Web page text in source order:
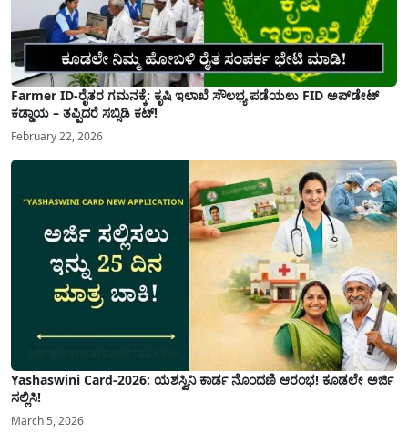
Farmer ID-ರೈತರ ಗಮನಕ್ಕೆ: ಕೃಷಿ ಇಲಾಖೆ ಸೌಲಭ್ಯ ಪಡೆಯಲು FID ಅಪ್‌ಡೇಟ್
ಕಡ್ಡಾಯ – ತಪ್ಪಿದರೆ ಸಬ್ಸಿಡಿ ಕಟ್!
February 22, 2026
Yashaswini Card-2026: ಯಶಸ್ವಿನಿ ಕಾರ್ಡ ನೊಂದಣಿ ಆರಂಭ! ಕೂಡಲೇ ಅರ್ಜಿ
ಸಲ್ಲಿಸಿ!
March 5, 2026